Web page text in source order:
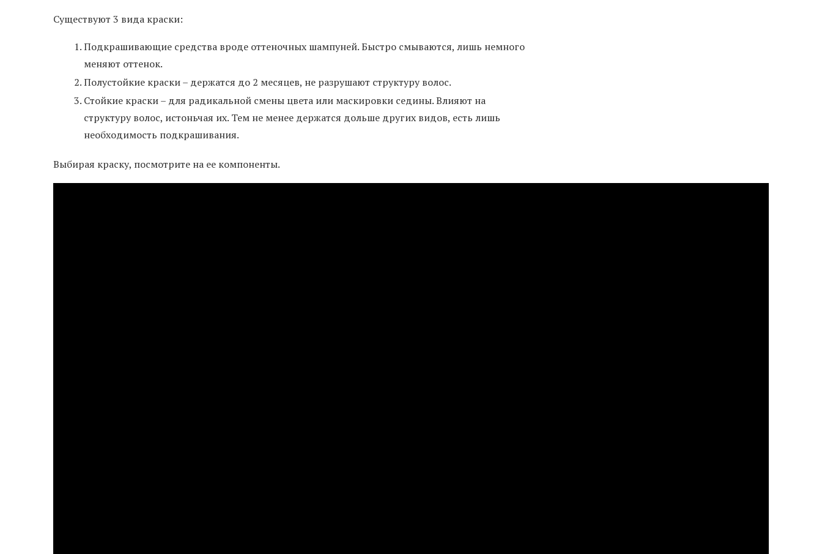
Существуют 3 вида краски:
Подкрашивающие средства вроде оттеночных шампуней. Быстро смываются, лишь немного
меняют оттенок.
Полустойкие краски – держатся до 2 месяцев, не разрушают структуру волос.
Стойкие краски – для радикальной смены цвета или маскировки седины. Влияют на
структуру волос, истоньчая их. Тем не менее держатся дольше других видов, есть лишь
необходимость подкрашивания.
Выбирая краску, посмотрите на ее компоненты.